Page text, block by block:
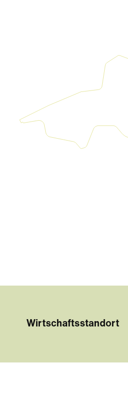
Wirtschaftsstandort